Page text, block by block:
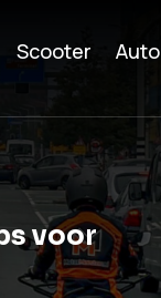
Scooter Auto
voor